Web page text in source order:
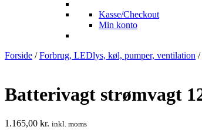
Kasse/Checkout
Min konto
Forside /Forbrug, LEDlys, køl, pumper, ventilation /
Batterivagt strømvagt
1.165,00 kr. inkl. moms